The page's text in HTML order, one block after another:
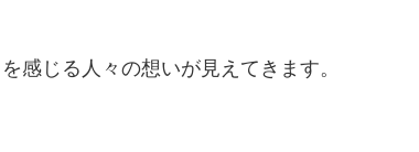
感じる人々の想いが見えてきます。